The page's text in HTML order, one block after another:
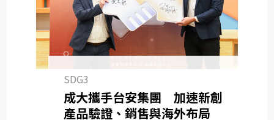
SDG3
成大攜手台安集團 加速新創
產品驗證、銷售與海外布局